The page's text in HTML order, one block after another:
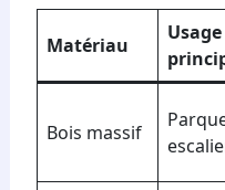
Matériau
Usage
Bois massif